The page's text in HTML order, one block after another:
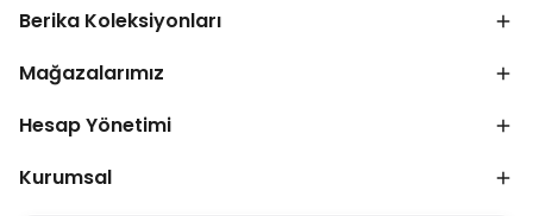
Berika Koleksiyonları
Mağazalarımız
Hesap Yönetimi
Kurumsal